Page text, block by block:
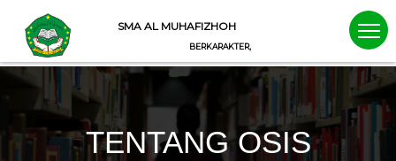
SMA AL MUHAFIZHOH
BERKARAKTER, BERWAWASAN, BERIMAN
TENTANG OSIS